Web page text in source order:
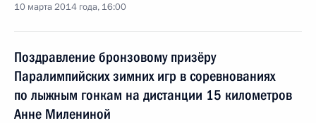
10 марта 2014 года, 16:00
Поздравление бронзовому призёру
Паралимпийских зимних игр в соревнованиях
по лыжным гонкам на дистанции 15 километров
Анне Милениной